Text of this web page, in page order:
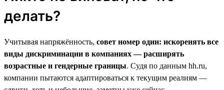
делать?
Учитывая напряжённость, совет номер один: искоренять все
виды дискриминации в компаниях — расширять
возрастные и гендерные границы. Судя по данным hh.ru,
компании пытаются адаптироваться к текущим реалиям —